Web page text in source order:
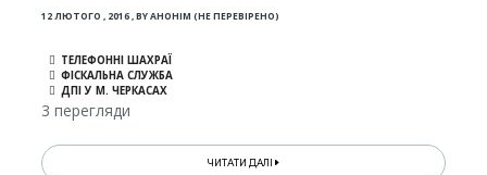
12 ЛЮТОГО , 2016,BYАНОНІМ (НЕ ПЕРЕВІРЕНО)
ТЕЛЕФОННІ ШАХРАЇ
ФІСКАЛЬНА СЛУЖБА
ДПІ У М. ЧЕРКАСАХ
3 перегляди
ЧИТАТИ ДАЛІ